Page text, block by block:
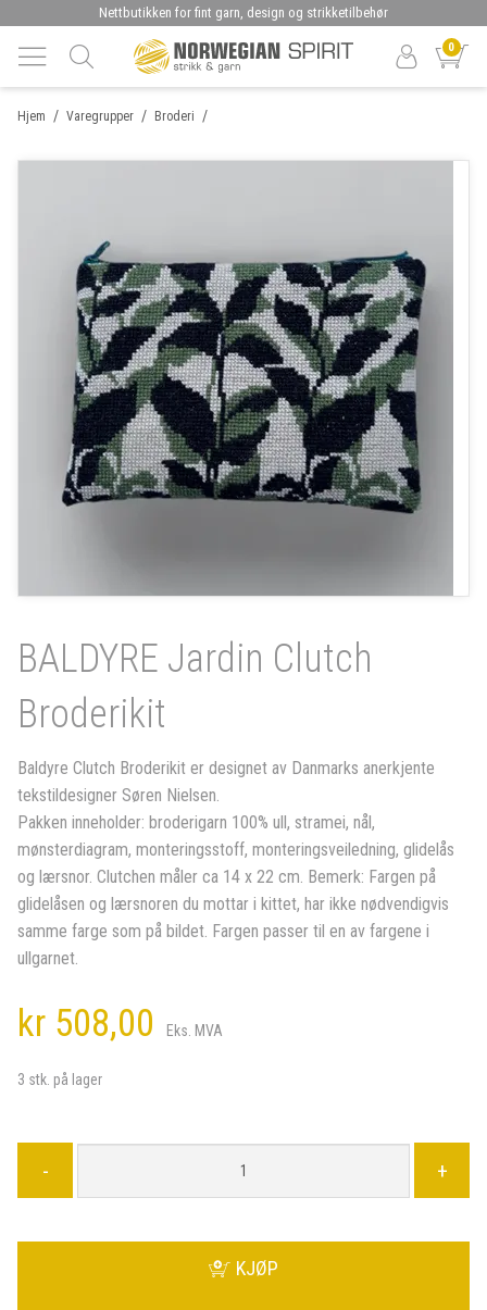
Nettbutikken for fint garn, design og strikketilbehør
0
/
Hjem /
Varegrupper /
Broderi
BALDYRE Jardin Clutch
Broderikit
Baldyre Clutch Broderikit er designet av Danmarks anerkjente
tekstildesigner Søren Nielsen.
Pakken inneholder: broderigarn 100% ull, stramei, nål,
mønsterdiagram, monteringsstoff, monteringsveiledning, glidelås
og lærsnor. Clutchen måler ca 14 x 22 cm. Bemerk: Fargen på
glidelåsen og lærsnoren du mottar i kittet, har ikke nødvendigvis
samme farge som på bildet. Fargen passer til en av fargene i
ullgarnet.
kr 508,00 Eks. MVA
3 stk. på lager
- +
KJØP